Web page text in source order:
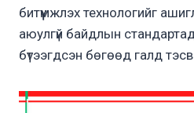
битүүмжлэх технологийг
аюулгүй байдлын
бүтээгдсэн бөгөөд галд